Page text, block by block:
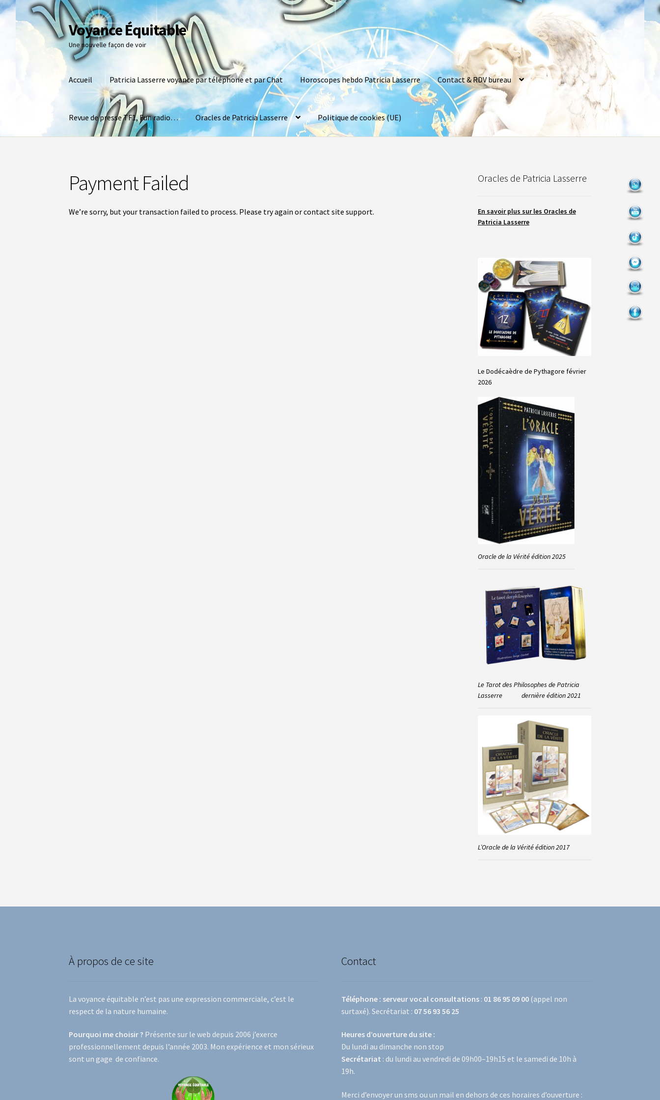
Voyance Équitable
Une nouvelle façon de voir
Accueil Patricia Lasserre voyance par téléphone et par Chat Horoscopes hebdo Patricia Lasserre Contact & RDV bureau
Revue de presse TF1, Fun radio… Oracles de Patricia Lasserre Politique de cookies (UE)
Payment Failed
We’re sorry, but your transaction failed to process. Please try again or contact site support.
Oracles de Patricia Lasserre
En savoir plus sur les Oracles de
Patricia Lasserre
Le Dodécaèdre de Pythagore février
2026
Oracle de la Vérité édition 2025
Le Tarot des Philosophes de Patricia
Lasserre dernière édition 2021
L’Oracle de la Vérité édition 2017
À propos de ce site
La voyance équitable n’est pas une expression commerciale, c’est le
respect de la nature humaine.
Pourquoi me choisir ? Présente sur le web depuis 2006 j’exerce
professionnellement depuis l’année 2003. Mon expérience et mon sérieux
sont un gage de confiance.
Contact
Téléphone : serveur vocal consultations : 01 86 95 09 00 (appel non
surtaxé). Secrétariat : 07 56 93 56 25
Heures d’ouverture du site :
Du lundi au dimanche non stop
Secrétariat : du lundi au vendredi de 09h00–19h15 et le samedi de 10h à
19h.
Merci d’envoyer un sms ou un mail en dehors de ces horaires d’ouverture :